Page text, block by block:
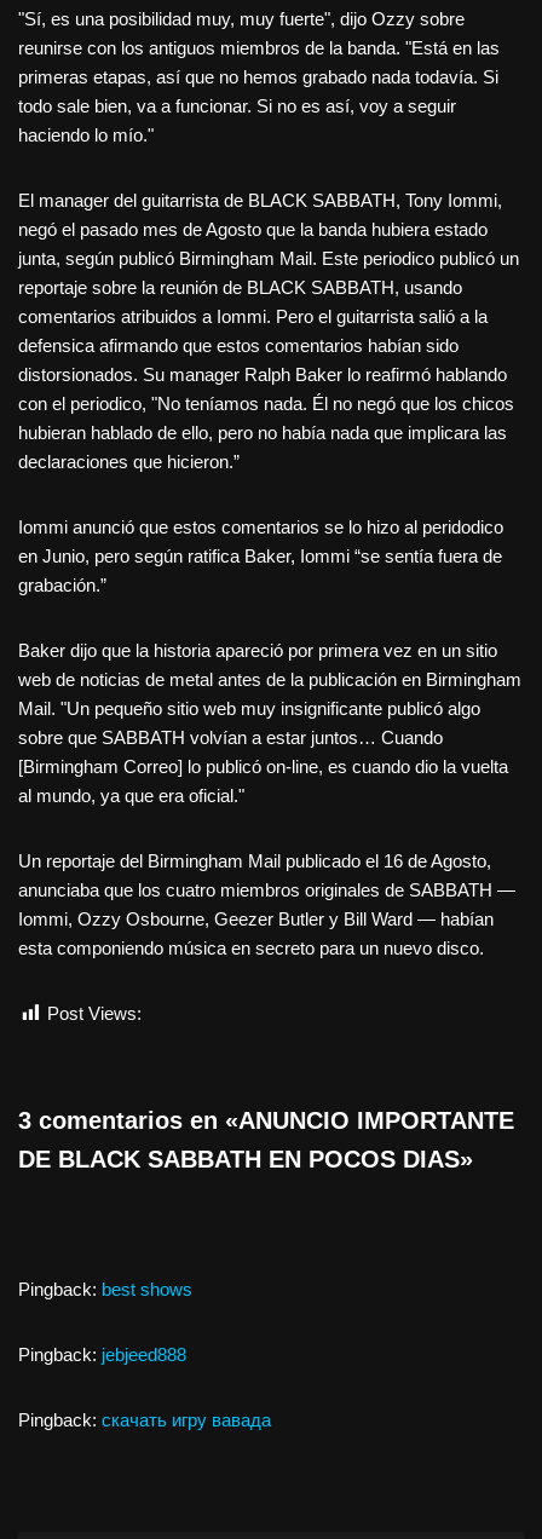
"Sí, es una posibilidad muy, muy fuerte", dijo Ozzy sobre
reunirse con los antiguos miembros de la banda. "Está en las
primeras etapas, así que no hemos grabado nada todavía. Si
todo sale bien, va a funcionar. Si no es así, voy a seguir
haciendo lo mío."
El manager del guitarrista de BLACK SABBATH, Tony Iommi,
negó el pasado mes de Agosto que la banda hubiera estado
junta, según publicó Birmingham Mail. Este periodico publicó un
reportaje sobre la reunión de BLACK SABBATH, usando
comentarios atribuidos a Iommi. Pero el guitarrista salió a la
defensica afirmando que estos comentarios habían sido
distorsionados. Su manager Ralph Baker lo reafirmó hablando
con el periodico, "No teníamos nada. Él no negó que los chicos
hubieran hablado de ello, pero no había nada que implicara las
declaraciones que hicieron.”
Iommi anunció que estos comentarios se lo hizo al peridodico
en Junio, pero según ratifica Baker, Iommi “se sentía fuera de
grabación.”
Baker dijo que la historia apareció por primera vez en un sitio
web de noticias de metal antes de la publicación en Birmingham
Mail. "Un pequeño sitio web muy insignificante publicó algo
sobre que SABBATH volvían a estar juntos… Cuando
[Birmingham Correo] lo publicó on-line, es cuando dio la vuelta
al mundo, ya que era oficial."
Un reportaje del Birmingham Mail publicado el 16 de Agosto,
anunciaba que los cuatro miembros originales de SABBATH —
Iommi, Ozzy Osbourne, Geezer Butler y Bill Ward — habían
esta componiendo música en secreto para un nuevo disco.
Post Views:
3 comentarios en «ANUNCIO IMPORTANTE
DE BLACK SABBATH EN POCOS DIAS»
Pingback: best shows
Pingback: jebjeed888
Pingback: скачать игру вавада